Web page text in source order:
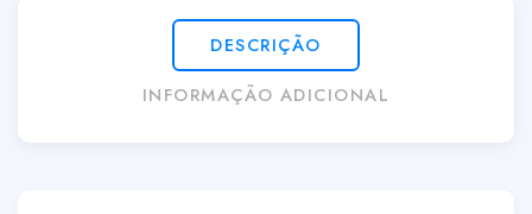
DESCRIÇÃO
INFORMAÇÃO ADICIONAL